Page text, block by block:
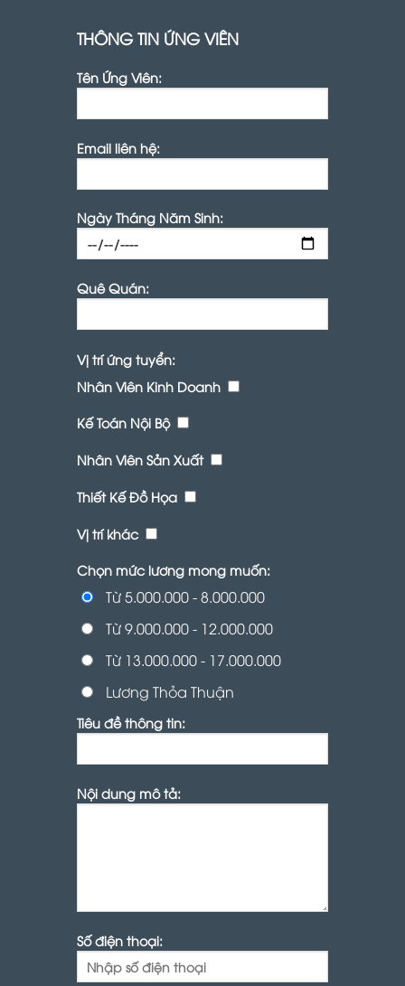
THÔNG TIN ỨNG VIÊN
Tên Ứng Viên:
Email liên hệ:
Ngày Tháng Năm Sinh:
Quê Quán:
Vị trí ứng tuyển:
Nhân Viên Kinh Doanh
Kế Toán Nội Bộ
Nhân Viên Sản Xuất
Thiết Kế Đồ Họa
Vị trí khác
Chọn mức lương mong muốn:
Từ 5.000.000 - 8.000.000
Từ 9.000.000 - 12.000.000
Từ 13.000.000 - 17.000.000
Lương Thỏa Thuận
Tiêu đề thông tin:
Nội dung mô tả:
Số điện thoại: